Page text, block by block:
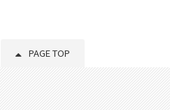
PAGE TOP